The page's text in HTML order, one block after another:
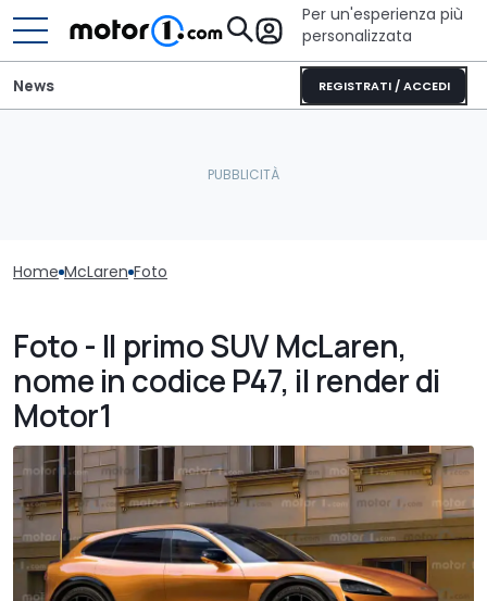
Per un'esperienza più
personalizzata
REGISTRATI / ACCEDI
News
Home McLaren Foto
Foto - Il primo SUV McLaren,
nome in codice P47, il render di
Motor1